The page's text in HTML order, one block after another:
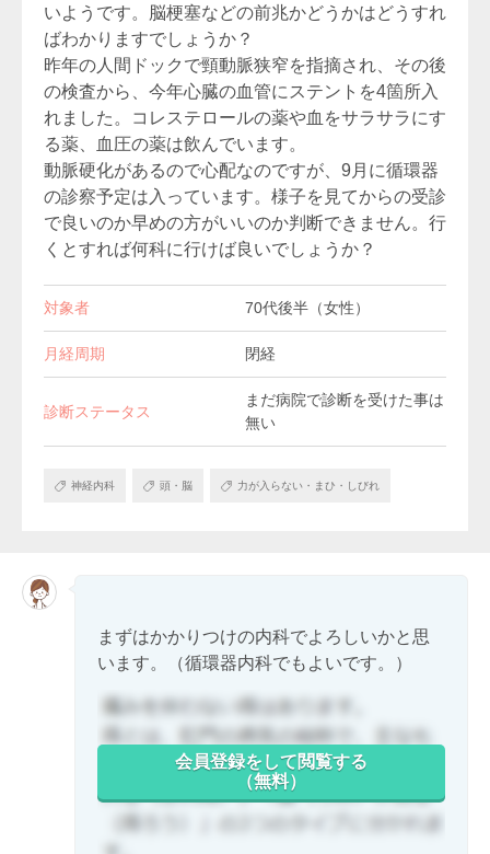
いようです。脳梗塞などの前兆かどうかはどうすれ
ばわかりますでしょうか？
昨年の人間ドックで頸動脈狭窄を指摘され、その後
の検査から、今年心臓の血管にステントを4箇所入
れました。コレステロールの薬や血をサラサラにす
る薬、血圧の薬は飲んでいます。
動脈硬化があるので心配なのですが、9月に循環器
の診察予定は入っています。様子を見てからの受診
で良いのか早めの方がいいのか判断できません。行
くとすれば何科に行けば良いでしょうか？
対象者 70代後半（女性）
月経周期 閉経
診断ステータス
まだ病院で診断を受けた事は
無い
神経内科 頭・脳 力が入らない・まひ・しびれ
まずはかかりつけの内科でよろしいかと思
います。（循環器内科でもよいです。）
会員登録をして閲覧する
（無料）